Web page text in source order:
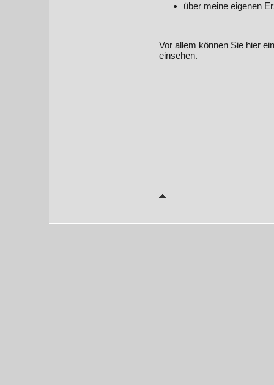
über meine eigenen
Vor allem können Sie hier
einsehen.